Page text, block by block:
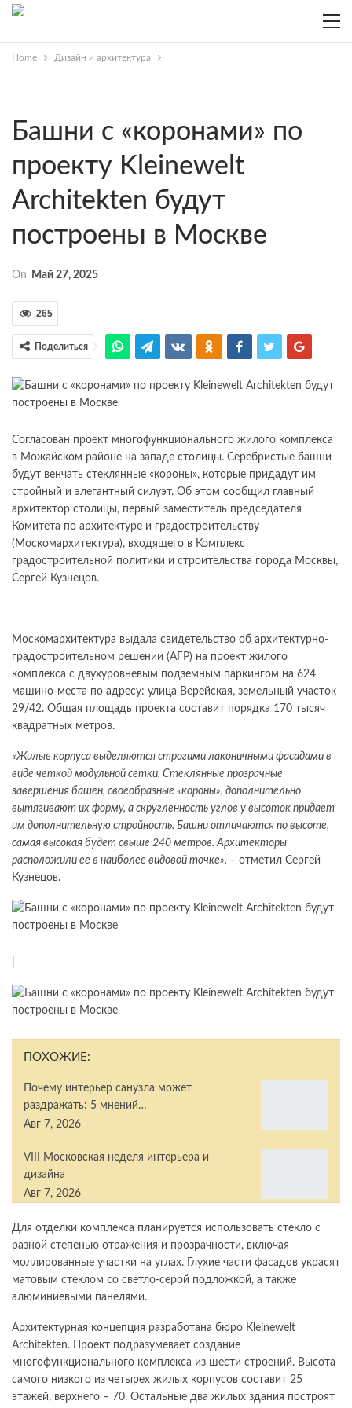
Home Дизайн и архитектура
Башни с «коронами» по
проекту Kleinewelt
Architekten будут
построены в Москве
On Май 27, 2025
265
Поделиться
Согласован проект многофункционального жилого комплекса
в Можайском районе на западе столицы. Серебристые башни
будут венчать стеклянные «короны», которые придадут им
стройный и элегантный силуэт. Об этом сообщил главный
архитектор столицы, первый заместитель председателя
Комитета по архитектуре и градостроительству
(Москомархитектура), входящего в Комплекс
градостроительной политики и строительства города Москвы,
Сергей Кузнецов.
Москомархитектура выдала свидетельство об архитектурно-
градостроительном решении (АГР) на проект жилого
комплекса с двухуровневым подземным паркингом на 624
машино-места по адресу: улица Верейская, земельный участок
29/42. Общая площадь проекта составит порядка 170 тысяч
квадратных метров.
«Жилые корпуса выделяются строгими лаконичными фасадами в
виде четкой модульной сетки. Стеклянные прозрачные
завершения башен, своеобразные «короны», дополнительно
вытягивают их форму, а скругленность углов у высоток придает
им дополнительную стройность. Башни отличаются по высоте,
самая высокая будет свыше 240 метров. Архитекторы
расположили ее в наиболее видовой точке», – отметил Сергей
Кузнецов.
ПОХОЖИЕ:
Почему интерьер санузла может
раздражать: 5 мнений…
Авг 7, 2026
VIII Московская неделя интерьера и
дизайна
Авг 7, 2026
Для отделки комплекса планируется использовать стекло с
разной степенью отражения и прозрачности, включая
моллированные участки на углах. Глухие части фасадов украсят
матовым стеклом со светло-серой подложкой, а также
алюминиевыми панелями.
Архитектурная концепция разработана бюро Kleinewelt
Architekten. Проект подразумевает создание
многофункционального комплекса из шести строений. Высота
самого низкого из четырех жилых корпусов составит 25
этажей, верхнего – 70. Остальные два жилых здания построят